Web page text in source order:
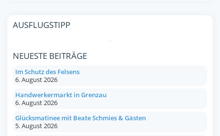
AUSFLUGSTIPP
NEUESTE BEITRÄGE
Im Schutz des Felsens
6. August 2026
Handwerkermarkt in Grenzau
6. August 2026
Glücksmatinee mit Beate Schmies & Gästen
5. August 2026